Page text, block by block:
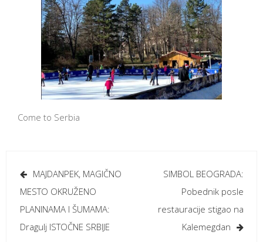
Come to Serbia
Кретање
чланка
MAJDANPEK, MAGIČNO
MESTO OKRUŽENO
PLANINAMA I ŠUMAMA:
Dragulj ISTOČNE SRBIJE
SIMBOL BEOGRADA:
Pobednik posle
restauracije stigao na
Kalemegdan